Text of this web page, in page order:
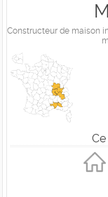
Constructeur de maison